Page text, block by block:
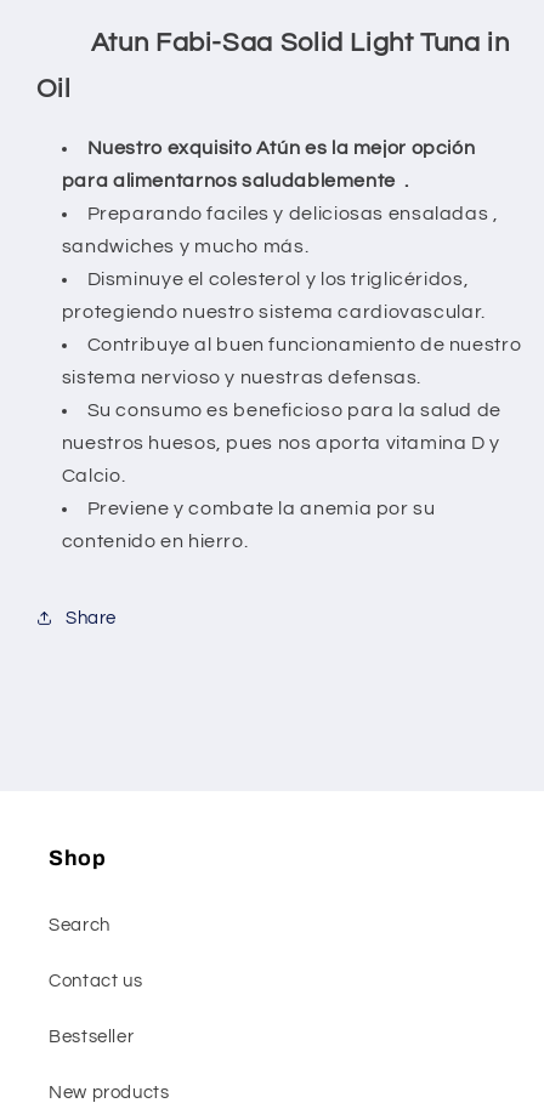
EN
EN
Atun Fabi-Saa Solid Light Tuna in
Oil
Nuestro exquisito Atún es la mejor opción
para alimentarnos saludablemente .
Preparando faciles y deliciosas ensaladas ,
sandwiches y mucho más.
Disminuye el colesterol y los triglicéridos,
protegiendo nuestro sistema cardiovascular.
Contribuye al buen funcionamiento de nuestro
sistema nervioso y nuestras defensas.
Su consumo es beneficioso para la salud de
nuestros huesos, pues nos aporta vitamina D y
Calcio.
Previene y combate la anemia por su
contenido en hierro.
Share
Shop
Search
Contact us
Bestseller
New products